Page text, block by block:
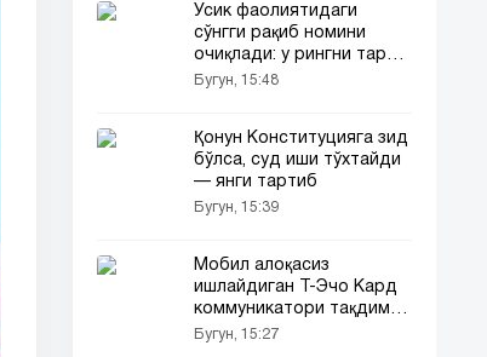
Усик фаолиятидаги
сўнгги рақиб номини
очиқлади: у рингни тарк
этмоқдами?
Бугун, 15:48
Қонун Конституцияга зид
бўлса, суд иши тўхтайди
— янги тартиб
Бугун, 15:39
Мобил алоқасиз
ишлайдиган Т-Эчо Кард
коммуникатори тақдим
этилди
Бугун, 15:27